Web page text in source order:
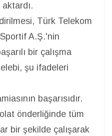
Türk Telekom
A.Ş.'nin
bir çalışma
şu ifadeleri
başarısıdır.
önderliğinde tüm
bir şekilde çalışarak